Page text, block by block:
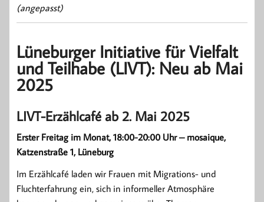
(angepasst)
Lüneburger Initiative für Vielfalt
und Teilhabe (LIVT): Neu ab Mai
2025
LIVT-Erzählcafé ab 2. Mai 2025
Erster Freitag im Monat, 18:00-20:00 Uhr – mosaique,
Katzenstraße 1, Lüneburg
Im Erzählcafé laden wir Frauen mit Migrations- und
Fluchterfahrung ein, sich in informeller Atmosphäre